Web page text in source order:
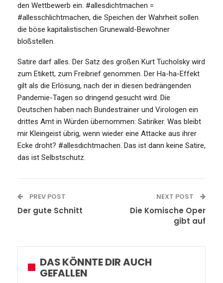
den Wettbewerb ein. #allesdichtmachen =
#allesschlichtmachen, die Speichen der Wahrheit sollen
die böse kapitalistischen Grunewald-Bewohner
bloßstellen.
Satire darf alles. Der Satz des großen Kurt Tucholsky wird
zum Etikett, zum Freibrief genommen. Der Ha-ha-Effekt
gilt als die Erlösung, nach der in diesen bedrängenden
Pandemie-Tagen so dringend gesucht wird. Die
Deutschen haben nach Bundestrainer und Virologen ein
drittes Amt in Würden übernommen: Satiriker. Was bleibt
mir Kleingeist übrig, wenn wieder eine Attacke aus ihrer
Ecke droht? #allesdichtmachen. Das ist dann keine Satire,
das ist Selbstschutz.
PREV POST
Der gute Schnitt
NEXT POST
Die Komische Oper
gibt auf
DAS KÖNNTE DIR AUCH
GEFALLEN